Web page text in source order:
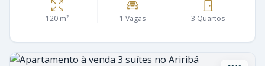
120 m² 1 Vagas 3 Quartos